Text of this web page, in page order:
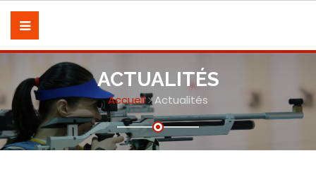
ACTUALITÉS
Accueil Actualités